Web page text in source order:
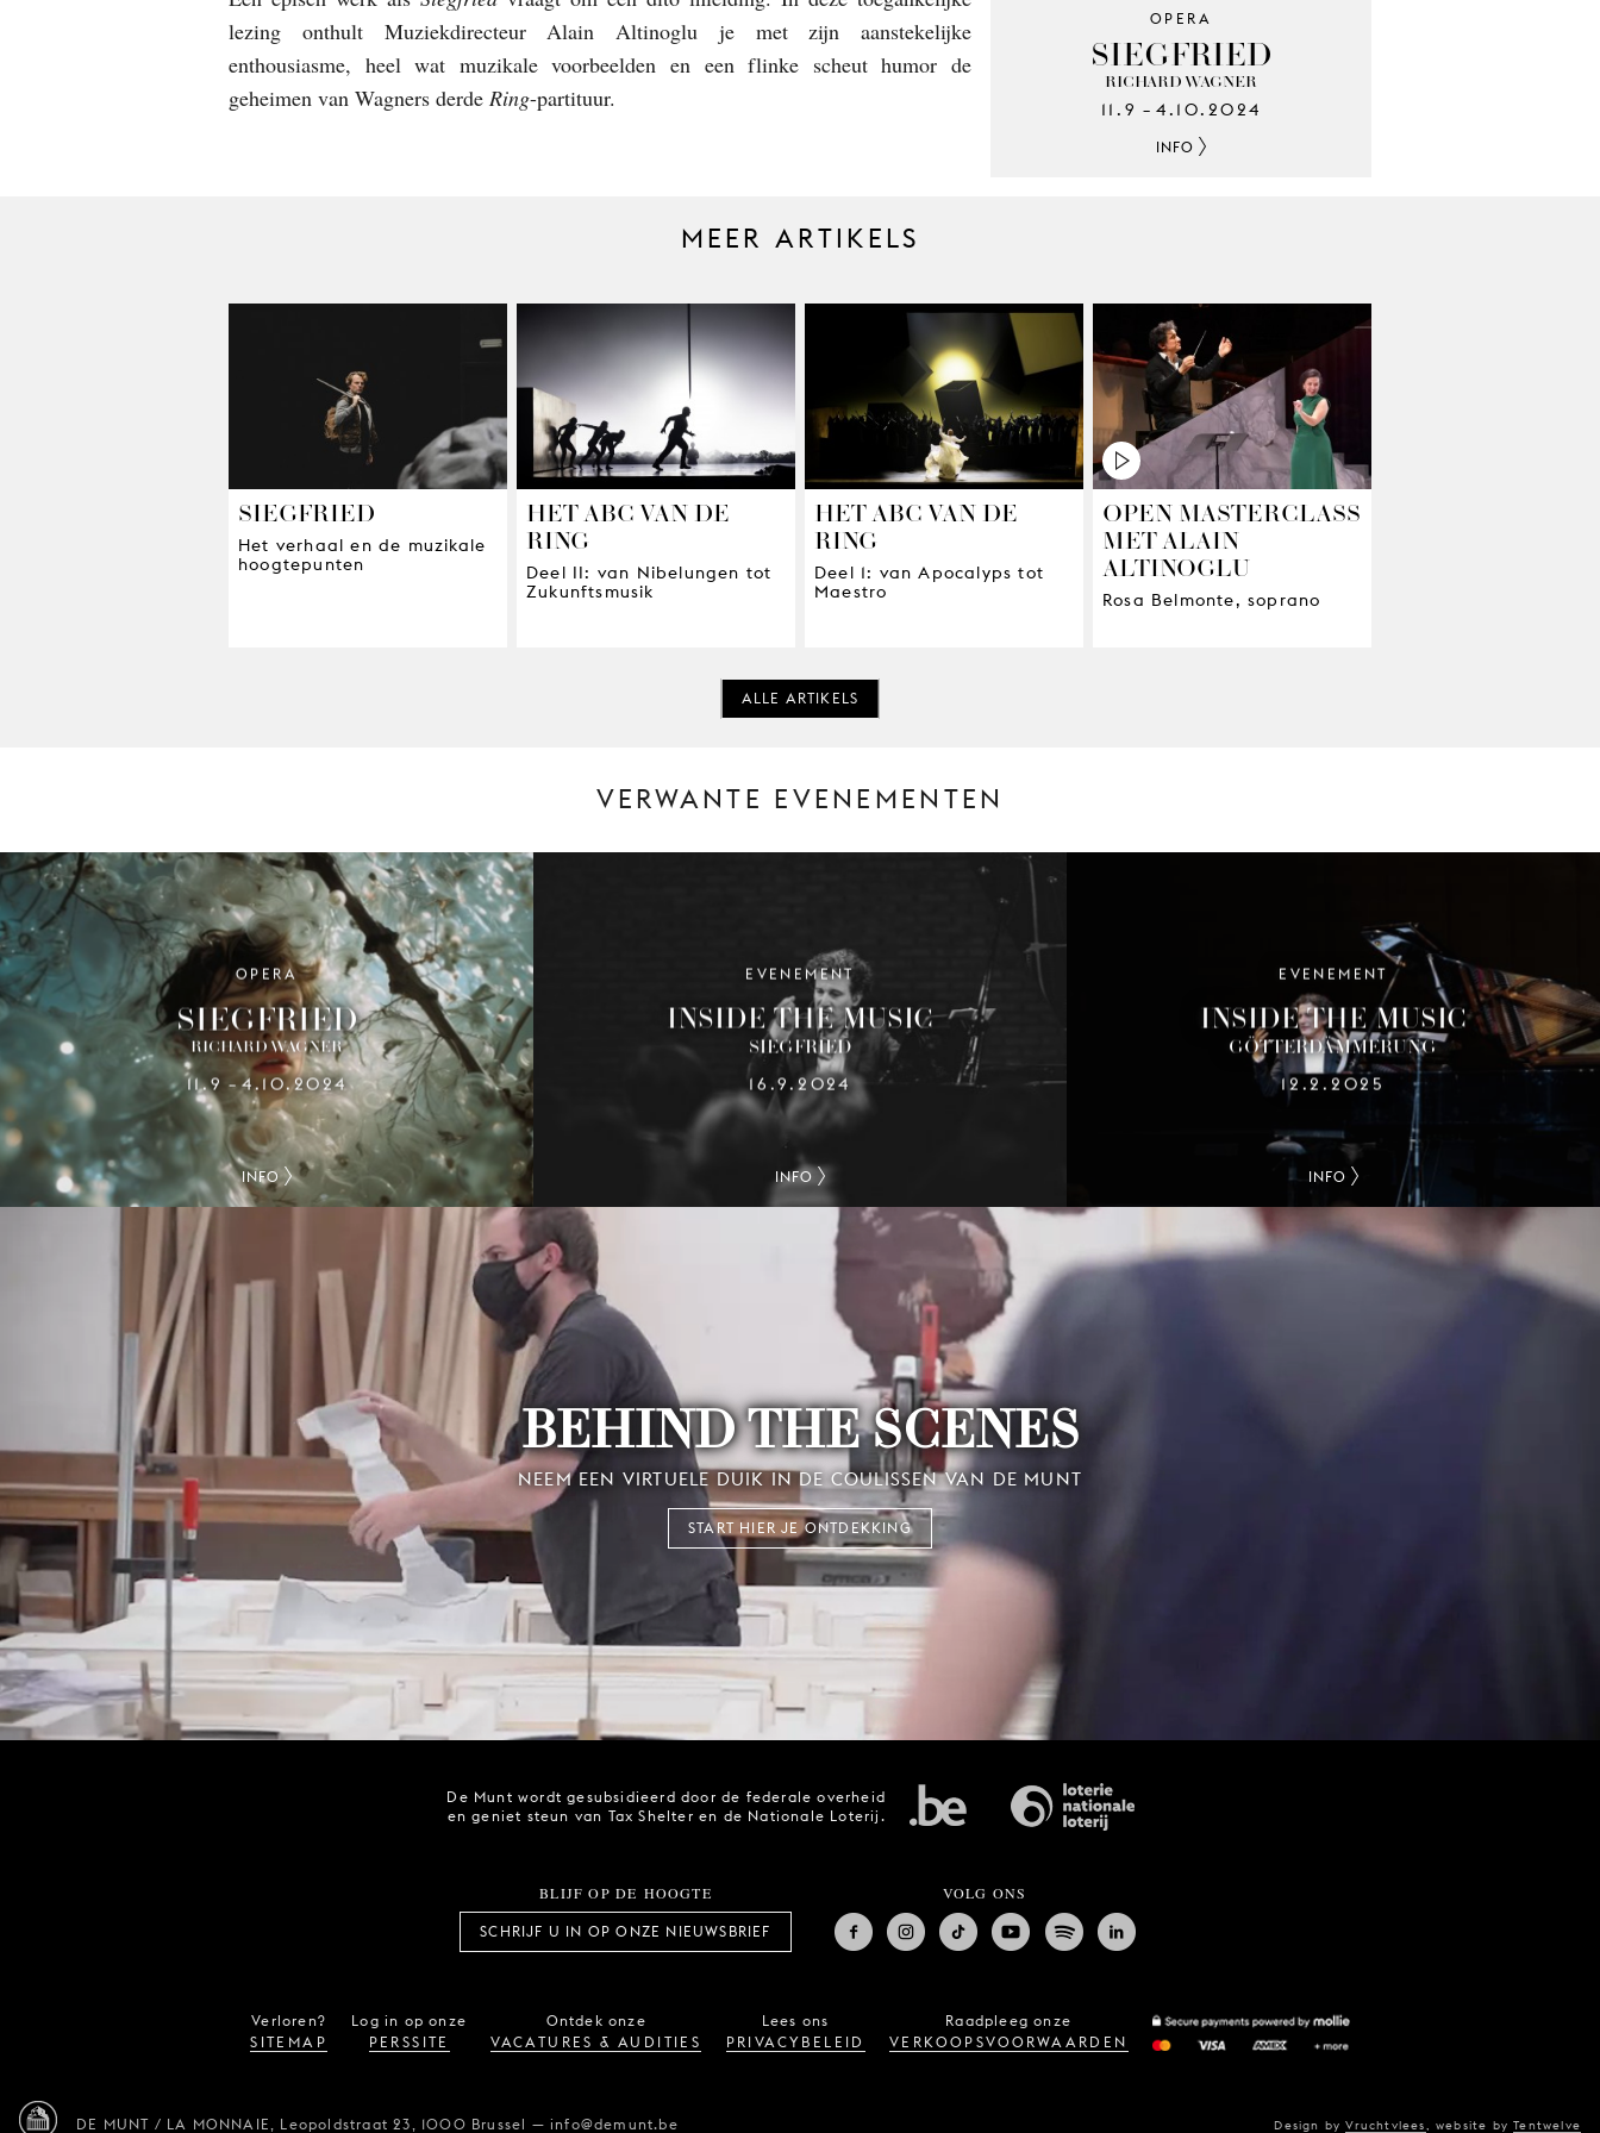
OPERA
SIEGFRIED
RICHARD WAGNER
11.9 –4.10.2024
INFO
lezing onthult Muziekdirecteur Alain Altinoglu je met zijn aanstekelijke
enthousiasme, heel wat muzikale voorbeelden en een flinke scheut humor de
geheimen van Wagners derde Ring-partituur.
MEER ARTIKELS
SIEGFRIED
Het verhaal en de muzikale
hoogtepunten
HET ABC VAN DE
RING
Deel II: van Nibelungen tot
Zukunftsmusik
HET ABC VAN DE
RING
Deel 1: van Apocalyps tot
Maestro
OPEN MASTERCLASS
MET ALAIN
ALTINOGLU
Rosa Belmonte, soprano
ALLE ARTIKELS
VERWANTE EVENEMENTEN
OPERA
SIEGFRIED
RICHARD WAGNER
11.9 –4.10.2024
INFO
EVENEMENT
INSIDE THE MUSIC
SIEGFRIED
16.9.2024
INFO
EVENEMENT
INSIDE THE MUSIC
GÖTTERDÄMMERUNG
12.2.2025
INFO
BEHIND THE SCENES
NEEM EEN VIRTUELE DUIK IN DE COULISSEN VAN DE MUNT
START HIER JE ONTDEKKING
De Munt wordt gesubsidieerd door de federale overheid
en geniet steun van Tax Shelter en de Nationale Loterij.
BLIJF OP DE HOOGTE
SCHRIJF U IN OP ONZE NIEUWSBRIEF
VOLG ONS
Verloren?
SITEMAP
Log in op onze
PERSSITE
Ontdek onze
VACATURES & AUDITIES
Lees ons
PRIVACYBELEID
Raadpleeg onze
VERKOOPSVOORWAARDEN
DE MUNT / LA MONNAIE, Leopoldstraat 23, 1000 Brussel —info@demunt.be Design byVruchtvlees, website byTentwelve